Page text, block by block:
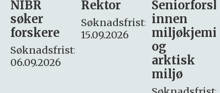
Rektor
Søknadsfrist:
15.09.2026
Seniorforsker
innen
miljøkjemi
søker
– fast
Søknadsfrist:
16. august.